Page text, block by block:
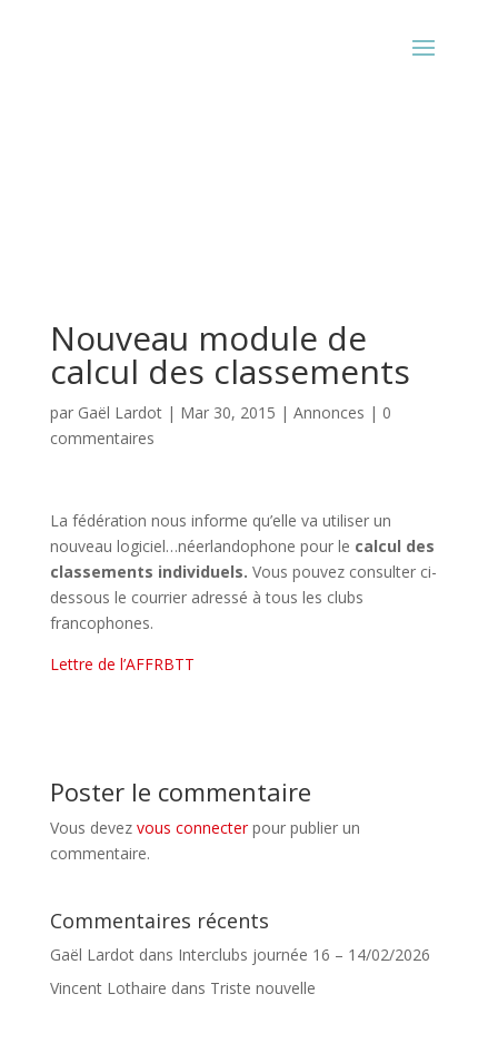
Nouveau module de
calcul des classements
par Gaël Lardot| Mar 30, 2015 | Annonces | 0
commentaires
La fédération nous informe qu’elle va utiliser un
nouveau logiciel…néerlandophone pour le calcul des
classements individuels. Vous pouvez consulter ci-
dessous le courrier adressé à tous les clubs
francophones.
Lettre de l’AFFRBTT
Poster le commentaire
Vous devez vous connecterpour publier un
commentaire.
Commentaires récents
Gaël Lardotdans Interclubs journée 16 – 14/02/2026
Vincent Lothaire dans Triste nouvelle